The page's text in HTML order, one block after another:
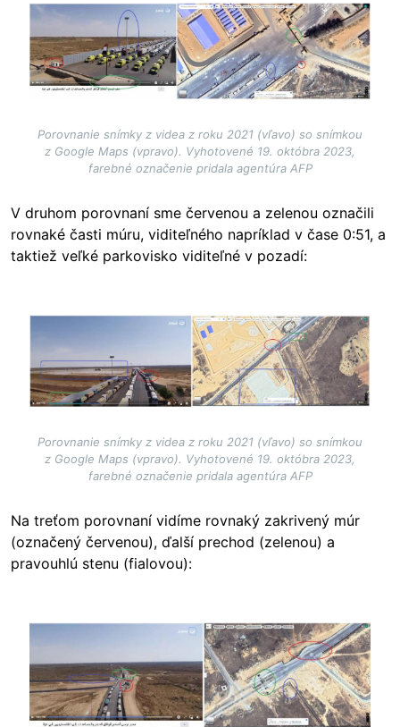
Image
Porovnanie snímky z videa z roku 2021 (vľavo) so snímkou
z Google Maps (vpravo). Vyhotovené 19. októbra 2023,
farebné označenie pridala agentúra AFP
V druhom porovnaní sme červenou a zelenou označili
rovnaké časti múru, viditeľného napríklad v čase 0:51, a
taktiež veľké parkovisko viditeľné v pozadí:
Porovnanie snímky z videa z roku 2021 (vľavo) so snímkou
z Google Maps (vpravo). Vyhotovené 19. októbra 2023,
farebné označenie pridala agentúra AFP
Na treťom porovnaní vidíme rovnaký zakrivený múr
(označený červenou), ďalší prechod (zelenou) a
pravouhlú stenu (fialovou):